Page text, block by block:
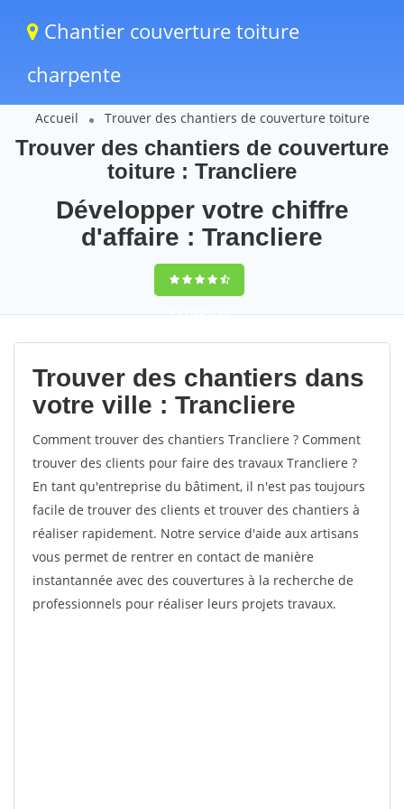
Chantier couverture toiture
charpente
Accueil Trouver des chantiers de couverture toiture
Trouver des chantiers de couverture
toiture : Trancliere
Développer votre chiffre
d'affaire : Trancliere
9,5(100%)63
votes
Trouver des chantiers dans
votre ville : Trancliere
Comment trouver des chantiers Trancliere ? Comment
trouver des clients pour faire des travaux Trancliere ?
En tant qu'entreprise du bâtiment, il n'est pas toujours
facile de trouver des clients et trouver des chantiers à
réaliser rapidement. Notre service d'aide aux artisans
vous permet de rentrer en contact de manière
instantannée avec des couvertures à la recherche de
professionnels pour réaliser leurs projets travaux.